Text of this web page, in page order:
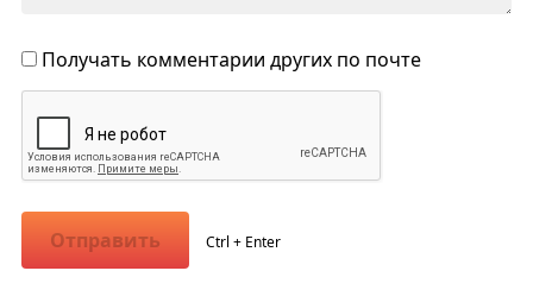
Получать комментарии других по почте
Отправить Ctrl + Enter